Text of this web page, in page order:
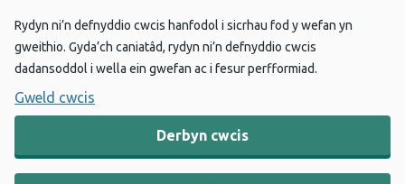
Rydyn ni’n defnyddio cwcis hanfodol i sicrhau fod y wefan yn
gweithio. Gyda’ch caniatâd, rydyn ni’n defnyddio cwcis
dadansoddol i wella ein gwefan ac i fesur perfformiad.
Gweld cwcis
Derbyn cwcis